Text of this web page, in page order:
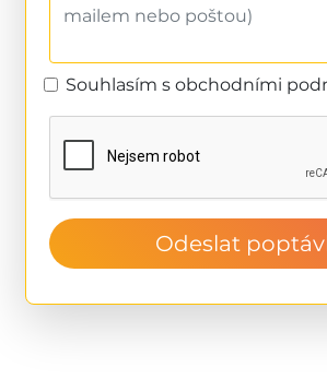
Souhlasím s obchodními
Odeslat